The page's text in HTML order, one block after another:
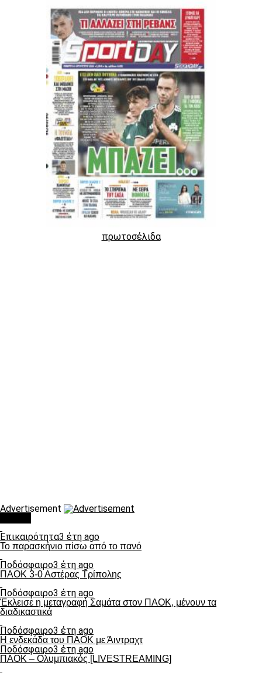
πρωτοσέλιδα
Advertisement
Επικαιρότητα3 έτη ago
Το παρασκήνιο πίσω από το πανό
Ποδόσφαιρο3 έτη ago
ΠΑΟΚ 3-0 Αστέρας Τρίπολης
Ποδόσφαιρο3 έτη ago
Έκλεισε η μεταγραφή Σαμάτα στον ΠΑΟΚ, μένουν τα
διαδικαστικά
Ποδόσφαιρο3 έτη ago
Η ενδεκάδα του ΠΑΟΚ με Άιντραχτ
Ποδόσφαιρο3 έτη ago
ΠΑΟΚ – Ολυμπιακός [LIVESTREAMING]